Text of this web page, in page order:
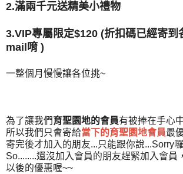
2.滿兩千元送精美小禮物
3.VIP專屬限定$120 (折扣碼已經寄到
mail唷 )
一整個月慢慢讓各位挑~
為了讓我們育聖園地的會員有被捧在手心
所以我們只會寄給當下的育聖園地會員最
寄完後才加入的朋友...只能跟你說...Sorry
So........還沒加入會員的朋友趕緊加入會員
以後的優惠喔~~